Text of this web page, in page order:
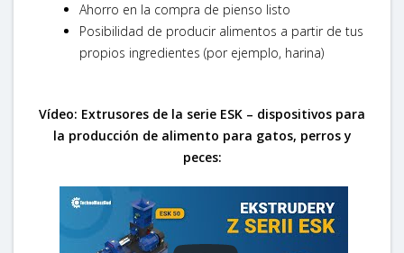
Ahorro en la compra de pienso listo
Posibilidad de producir alimentos a partir de tus
propios ingredientes (por ejemplo, harina)
Vídeo: Extrusores de la serie ESK – dispositivos para
la producción de alimento para gatos, perros y
peces: